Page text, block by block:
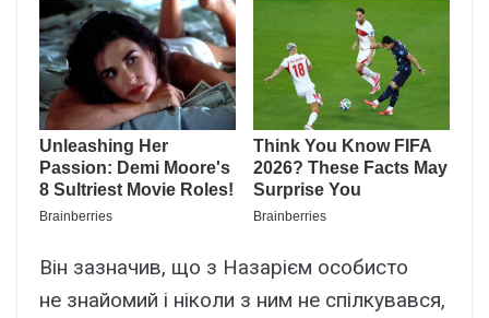
Він зазначив, що з Назарієм особисто
не знайомий і ніколи з ним не спілкувався,